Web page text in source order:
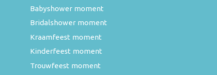
Babyshower moment
Bridalshower moment
Kraamfeest moment
Kinderfeest moment
Trouwfeest moment